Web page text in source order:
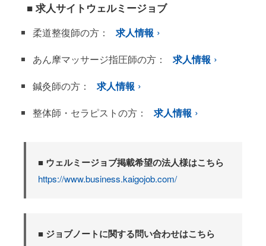
■ 求人サイトウェルミージョブ
柔道整復師の方：
求人情報
あん摩マッサージ指圧師の方：
求人情報
鍼灸師の方：
求人情報
整体師・セラピストの方：
求人情報
■ ウェルミージョブ掲載希望の法人様はこちら
https://www.business.kaigojob.com/
■ ジョブノートに関する問い合わせはこちら